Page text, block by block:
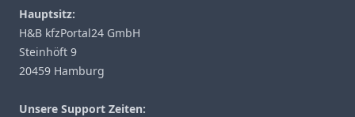
Hauptsitz:
H&B kfzPortal24 GmbH
Steinhöft 9
20459 Hamburg
Unsere Support Zeiten: